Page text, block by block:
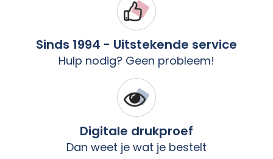
Sinds 1994 - Uitstekende service
Hulp nodig? Geen probleem!
Digitale drukproef
Dan weet je wat je bestelt